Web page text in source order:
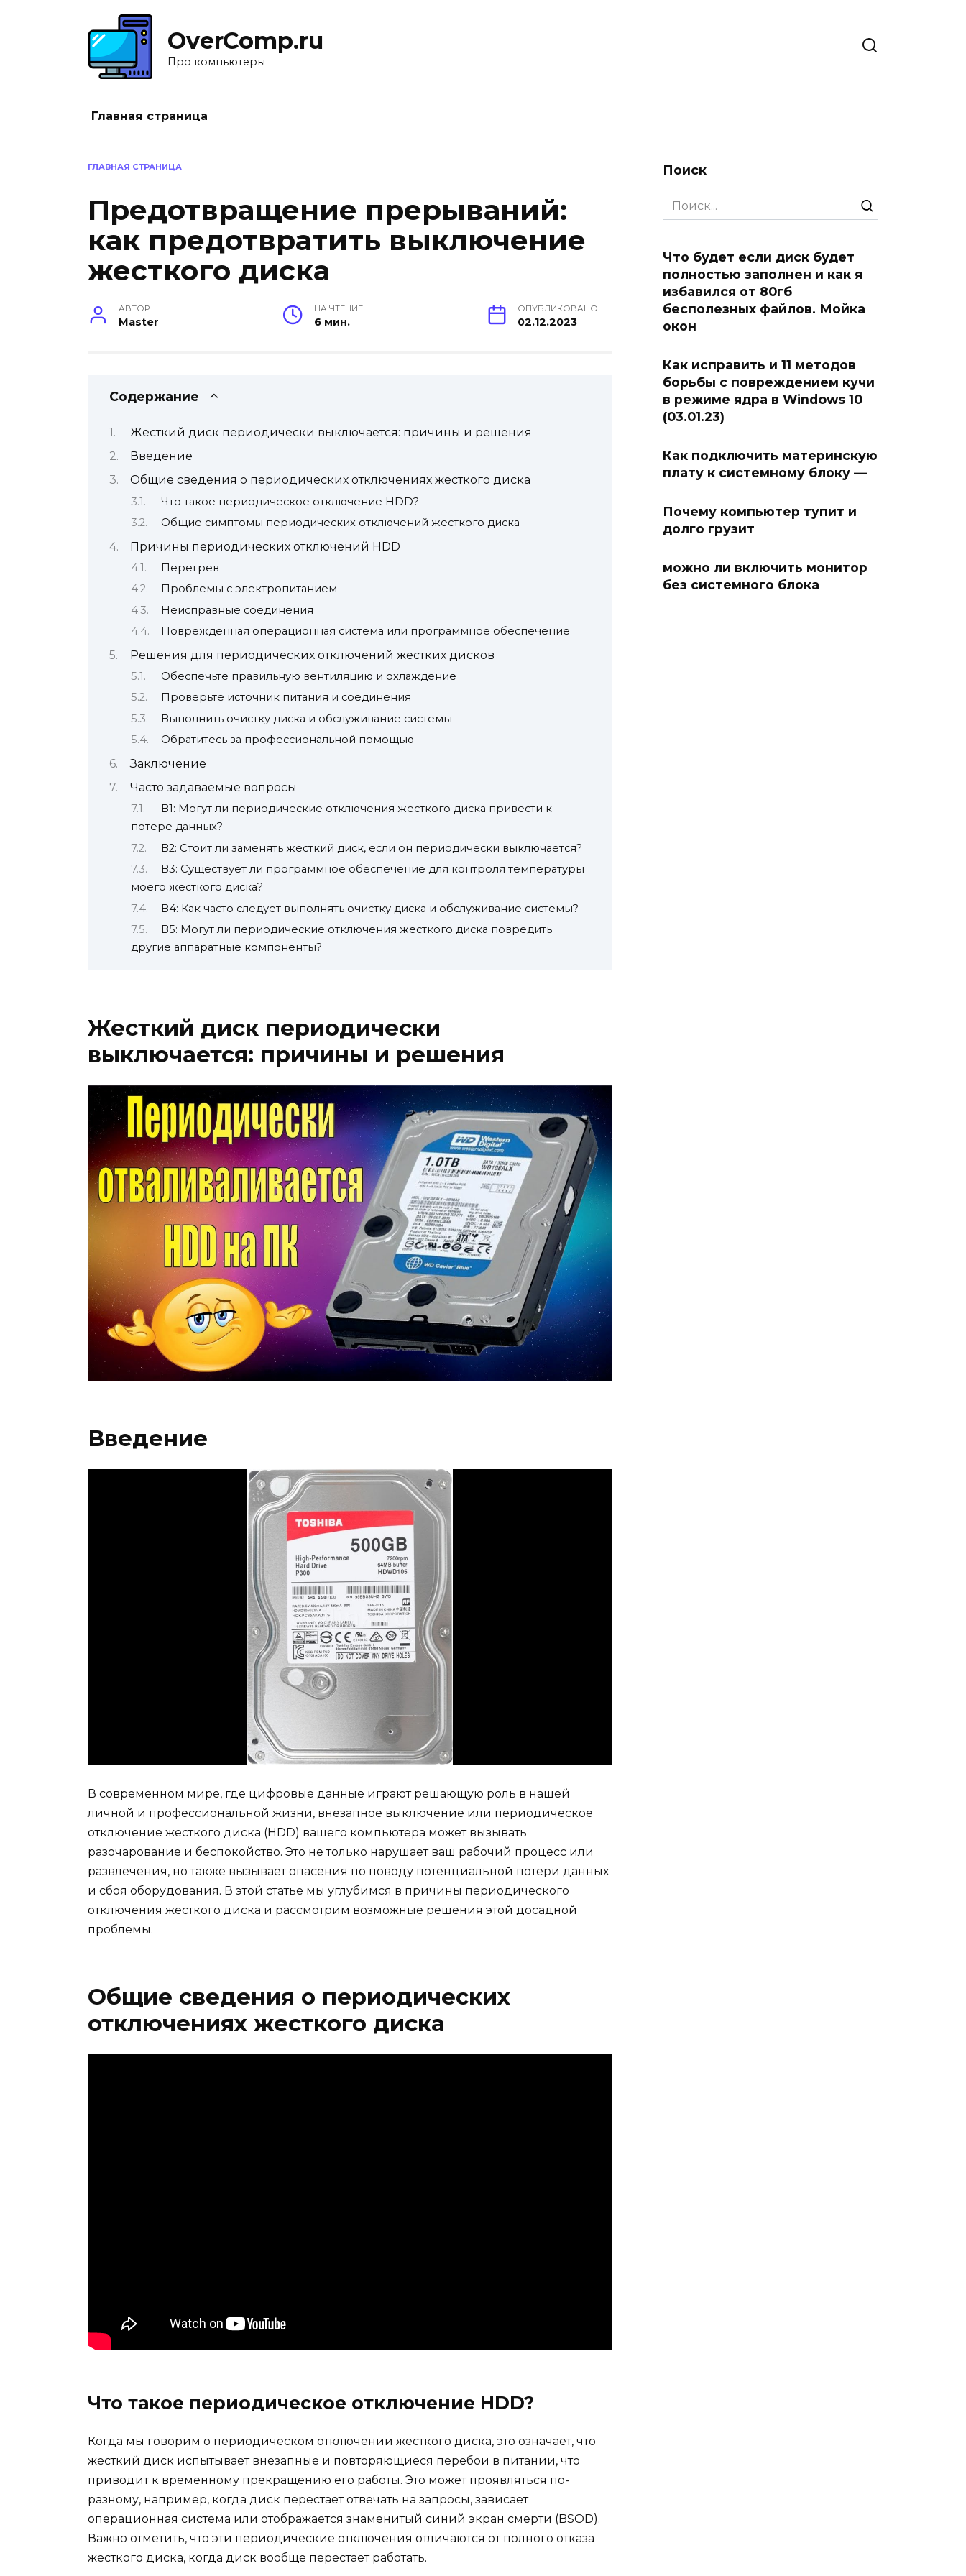
OverComp.ru
Про компьютеры
Главная страница
ГЛАВНАЯ СТРАНИЦА
Предотвращение прерываний:
как предотвратить выключение
жесткого диска
АВТОР
Master
НА ЧТЕНИЕ
6 мин.
ОПУБЛИКОВАНО
02.12.2023
Содержание
Жесткий диск периодически выключается: причины и решения
Введение
Общие сведения о периодических отключениях жесткого диска
Что такое периодическое отключение HDD?
Общие симптомы периодических отключений жесткого диска
Причины периодических отключений HDD
Перегрев
Проблемы с электропитанием
Неисправные соединения
Поврежденная операционная система или программное обеспечение
Решения для периодических отключений жестких дисков
Обеспечьте правильную вентиляцию и охлаждение
Проверьте источник питания и соединения
Выполнить очистку диска и обслуживание системы
Обратитесь за профессиональной помощью
Заключение
Часто задаваемые вопросы
В1: Могут ли периодические отключения жесткого диска привести к
потере данных?
В2: Стоит ли заменять жесткий диск, если он периодически выключается?
В3: Существует ли программное обеспечение для контроля температуры
моего жесткого диска?
В4: Как часто следует выполнять очистку диска и обслуживание системы?
В5: Могут ли периодические отключения жесткого диска повредить
другие аппаратные компоненты?
Жесткий диск периодически
выключается: причины и решения
Введение
В современном мире, где цифровые данные играют решающую роль в нашей
личной и профессиональной жизни, внезапное выключение или периодическое
отключение жесткого диска (HDD) вашего компьютера может вызывать
разочарование и беспокойство. Это не только нарушает ваш рабочий процесс или
развлечения, но также вызывает опасения по поводу потенциальной потери данных
и сбоя оборудования. В этой статье мы углубимся в причины периодического
отключения жесткого диска и рассмотрим возможные решения этой досадной
проблемы.
Общие сведения о периодических
отключениях жесткого диска
Что такое периодическое отключение HDD?
Когда мы говорим о периодическом отключении жесткого диска, это означает, что
жесткий диск испытывает внезапные и повторяющиеся перебои в питании, что
приводит к временному прекращению его работы. Это может проявляться по-
разному, например, когда диск перестает отвечать на запросы, зависает
операционная система или отображается знаменитый синий экран смерти (BSOD).
Важно отметить, что эти периодические отключения отличаются от полного отказа
жесткого диска, когда диск вообще перестает работать.
Поиск
Search
for:
Что будет если диск будет
полностью заполнен и как я
избавился от 80гб
бесполезных файлов. Мойка
окон
Как исправить и 11 методов
борьбы с повреждением кучи
в режиме ядра в Windows 10
(03.01.23)
Как подключить материнскую
плату к системному блоку —
Почему компьютер тупит и
долго грузит
можно ли включить монитор
без системного блока